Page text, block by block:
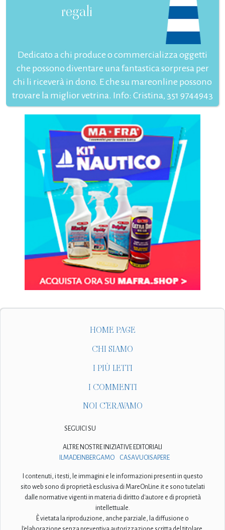
regali
Dedicato a chi produce o commercializza oggetti
che possono diventare una fantastica sorpresa per
chi li riceverà in dono. E che su mareonline possono
trovare la miglior vetrina. Info: Cristina, 351 9744943
HOME PAGE
CHI SIAMO
I PIÙ LETTI
I COMMENTI
NOI C'ERAVAMO
SEGUICI SU
ALTRE NOSTRE INIZIATIVE EDITORIALI
ILMADEINBERGAMO
CASAVUOISAPERE
I contenuti, i testi, le immagini e le informazioni presenti in questo
sito web sono di proprietà esclusiva di MareOnLine.it e sono tutelati
dalle normative vigenti in materia di diritto d'autore e di proprietà
intellettuale.
È vietata la riproduzione, anche parziale, la diffusione o